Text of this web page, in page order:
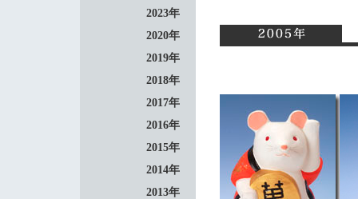
2023年
2020年
2019年
2018年
2017年
2016年
2015年
2014年
2013年